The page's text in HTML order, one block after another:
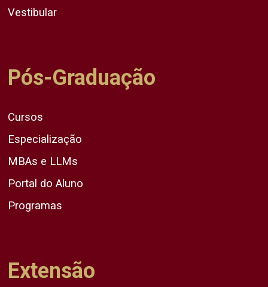
Vestibular
Pós-Graduação
Cursos
Especialização
MBAs e LLMs
Portal do Aluno
Programas
Extensão